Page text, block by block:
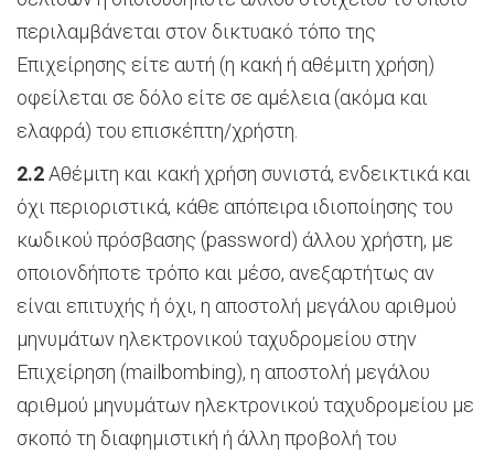
περιλαμβάνεται στον δικτυακό τόπο της
Επιχείρησης είτε αυτή (η κακή ή αθέμιτη χρήση)
οφείλεται σε δόλο είτε σε αμέλεια (ακόμα και
ελαφρά) του επισκέπτη/χρήστη.
2.2Αθέμιτη και κακή χρήση συνιστά, ενδεικτικά και
όχι περιοριστικά, κάθε απόπειρα ιδιοποίησης του
κωδικού πρόσβασης (password) άλλου χρήστη, με
οποιονδήποτε τρόπο και μέσο, ανεξαρτήτως αν
είναι επιτυχής ή όχι, η αποστολή μεγάλου αριθμού
μηνυμάτων ηλεκτρονικού ταχυδρομείου στην
Επιχείρηση (mailbombing), η αποστολή μεγάλου
αριθμού μηνυμάτων ηλεκτρονικού ταχυδρομείου με
σκοπό τη διαφημιστική ή άλλη προβολή του